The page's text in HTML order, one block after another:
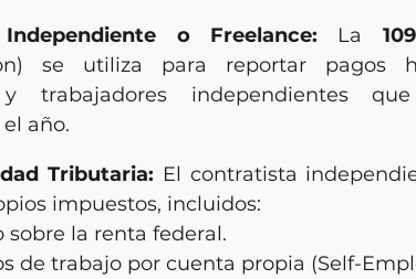
o Freelance: La
se utiliza para reportar pagos
y trabajadores independientes
año.
Tributaria: El contratista
impuestos, incluidos:
sobre la renta federal.
de trabajo por cuenta propia (Self-